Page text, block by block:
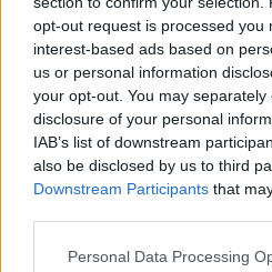
opt-out request is processed you
interest-based ads based on
us or personal information
your opt-out. You may
disclosure of your personal
IAB’s list of downstream
also be disclosed by us to third
Downstream Participants that
Please note that this website/app
Personal Data Processing
Antonella Grazioso
Senior Advisor
«Pronti a giocare »
15.06.22
Abbiamo acquistato questo
mio bambino. All'inizio ha utilizza